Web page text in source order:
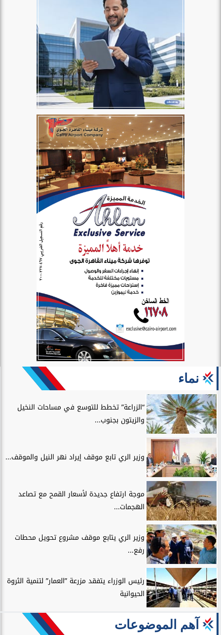
نماء
“الزراعة” تخطط للتوسع في مساحات النخيل
والزيتون بجنوب...
وزير الري تابع موقف إيراد نهر النيل والموقف...
موجة ارتفاع جديدة لأسعار القمح مع تصاعد
الهجمات...
وزير الري يتابع موقف مشروع تحويل محطات
رفع...
رئيس الوزراء يتفقد مزرعة ”العمار” لتنمية الثروة
الحيوانية
آهم الموضوعات